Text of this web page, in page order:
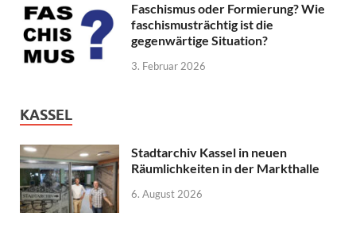
Faschismus oder Formierung? Wie
faschismusträchtig ist die
gegenwärtige Situation?
3. Februar 2026
KASSEL
Stadtarchiv Kassel in neuen
Räumlichkeiten in der Markthalle
6. August 2026